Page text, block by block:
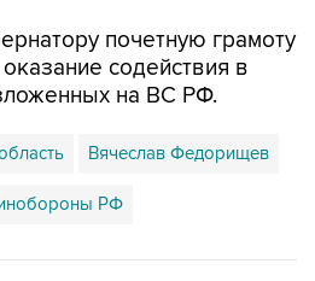
почетную грамоту
содействия в
на ВС РФ.
Вячеслав Федорищев
РФ